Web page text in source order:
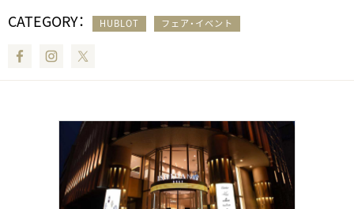
CATEGORY： HUBLOT フェア・イベント
FacebookInstagram